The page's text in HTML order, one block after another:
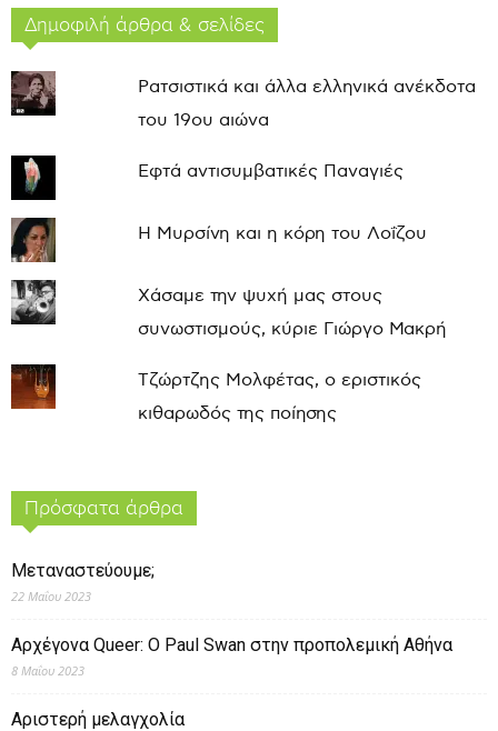
Δημοφιλή άρθρα & σελίδες
Ρατσιστικά και άλλα ελληνικά ανέκδοτα
του 19ου αιώνα
Εφτά αντισυμβατικές Παναγιές
Η Μυρσίνη και η κόρη του Λοΐζου
Χάσαμε την ψυχή μας στους
συνωστισμούς, κύριε Γιώργο Μακρή
Τζώρτζης Μολφέτας, ο εριστικός
κιθαρωδός της ποίησης
Πρόσφατα άρθρα
Μεταναστεύουμε;
22 Μαΐου 2023
Αρχέγονα Queer: O Paul Swan στην προπολεμική Αθήνα
8 Μαΐου 2023
Αριστερή μελαγχολία